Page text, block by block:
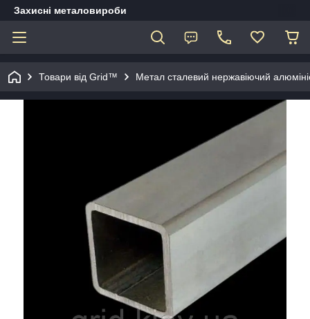
Захисні металовироби
Товари від Grid™ Метал сталевий нержавіючий